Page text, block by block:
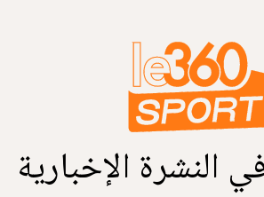
النشرة الإخبارية